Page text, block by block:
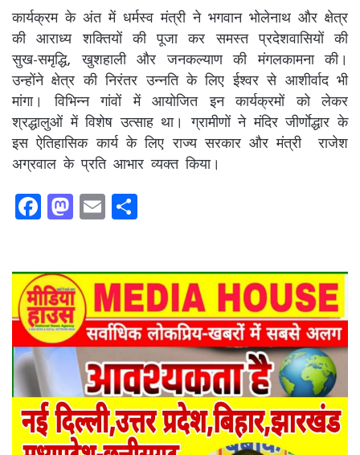
कार्यक्रम के अंत में धर्मस्व मंत्री ने भगवान भोलेनाथ और क्षेत्र
की आराध्य शक्तियों की पूजा कर समस्त प्रदेशवासियों की
सुख-समृद्धि, खुशहाली और जनकल्याण की मंगलकामना की।
उन्होंने क्षेत्र की निरंतर उन्नति के लिए ईश्वर से आशीर्वाद भी
मांगा। विभिन्न गांवों में आयोजित इन कार्यक्रमों को लेकर
श्रद्धालुओं में विशेष उत्साह था। ग्रामीणों ने मंदिर जीर्णाेद्धार के
इस ऐतिहासिक कार्य के लिए राज्य सरकार और मंत्री राजेश
अग्रवाल के प्रति आभार व्यक्त किया।
F
a
c
e
b
o
o
k
M
a
st
o
d
o
n
E
m
ai
l ar
e